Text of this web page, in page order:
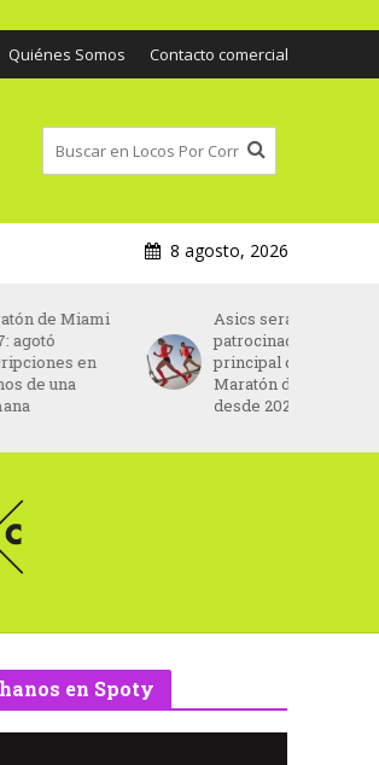
Quiénes Somos Contacto comercial
8 agosto, 2026
Asics será el nuevo
patrocinador
principal del
Maratón de París
desde 2027
en Spoty